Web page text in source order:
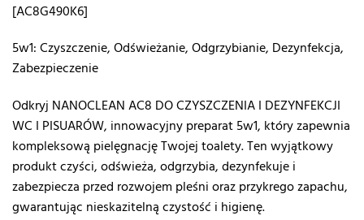
[AC8G490K6]
5w1: Czyszczenie, Odświeżanie, Odgrzybianie, Dezynfekcja,
Zabezpieczenie
Odkryj NANOCLEAN AC8 DO CZYSZCZENIA I DEZYNFEKCJI
WC I PISUARÓW, innowacyjny preparat 5w1, który zapewnia
kompleksową pielęgnację Twojej toalety. Ten wyjątkowy
produkt czyści, odświeża, odgrzybia, dezynfekuje i
zabezpiecza przed rozwojem pleśni oraz przykrego zapachu,
gwarantując nieskazitelną czystość i higienę.